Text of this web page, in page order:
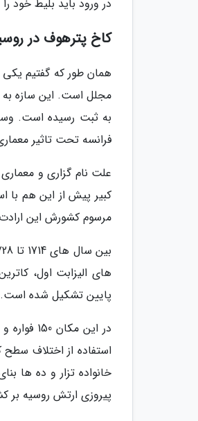
در ورود باید بلیط خود
کاخ پترهوف در
همان طور که گفتیم
مجلل است. این سازه به
فرانسه تحت تاثیر معماری آنان قرار
علت نام گزاری و
مرسوم کشورش این
پایین تشکیل شده است.
استفاده از اختلاف
خانواده تزار و ده ها
پیروزی ارتش روسیه